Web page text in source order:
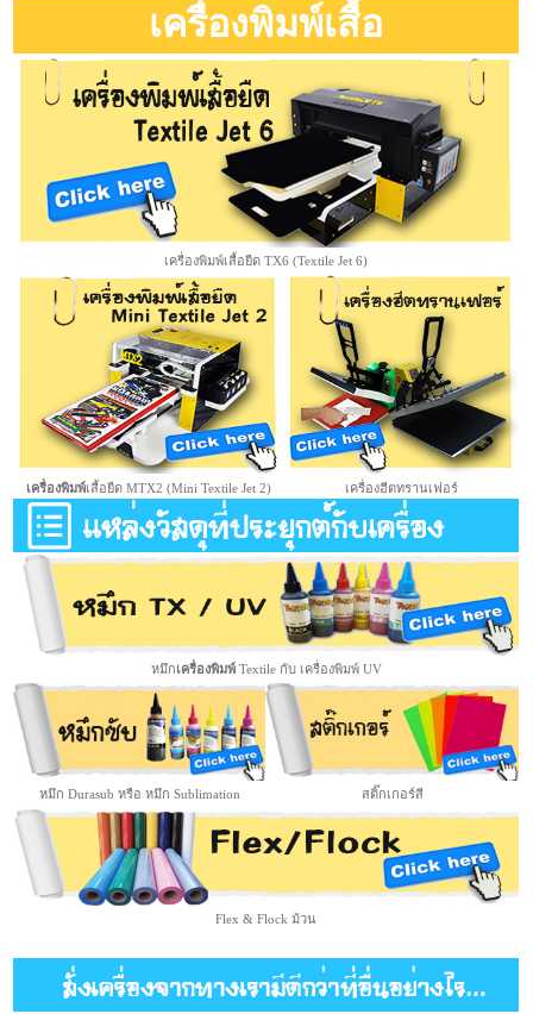
เครื่องพิมพ์เสื้อ
เครื่องพิมพ์เสื้อยืด TX6 (Textile Jet 6)
เครื่องพิมพ์เสื้อยืด MTX2 (Mini Textile Jet 2) เครื่องฮีตทรานเฟอร์
หมึกเครื่องพิมพ์Textile กับ เครื่องพิมพ์ UV
หมึก Durasub หรือ หมึก Sublimation สติ๊กเกอร์สี
Flex & Flock ม้วน